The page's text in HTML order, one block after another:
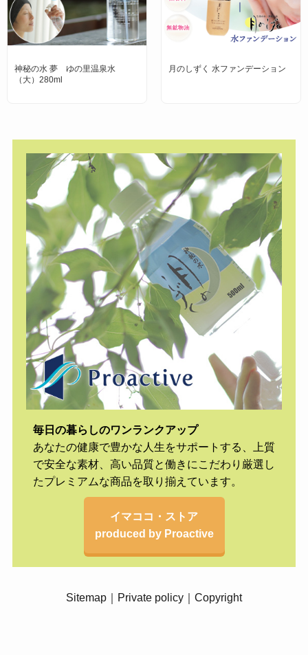
神秘の水 夢 ゆの里温泉水
（大）280ml
月のしずく 水ファンデーション
毎日の暮らしのワンランクアップ
あなたの健康で豊かな人生をサポートする、上質
で安全な素材、高い品質と働きにこだわり厳選し
たプレミアムな商品を取り揃えています。
イマココ・ストア
produced by Proactive
Sitemap ｜ Private policy ｜ Copyright